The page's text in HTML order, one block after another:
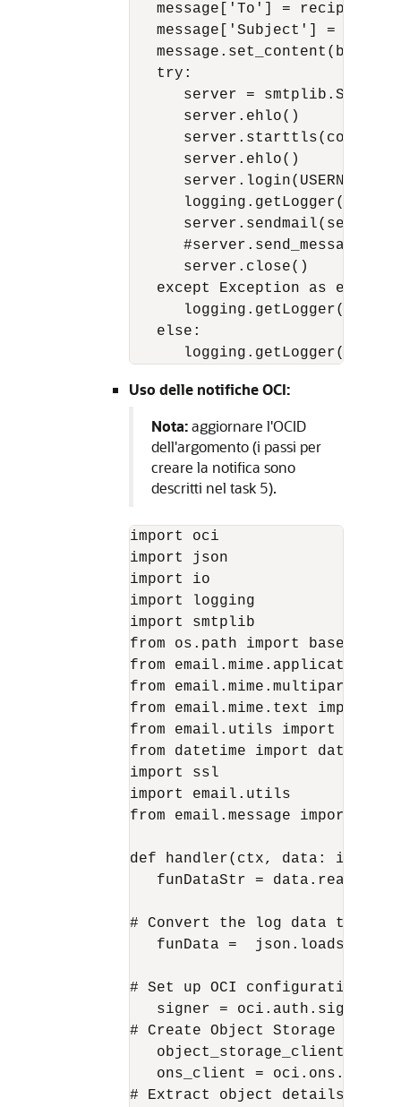
message['To'] =
message['Subject'] =
   message.set_content(body)
   try:
server =
      server.ehlo()
      server.ehlo()
      server.close()
   except Exception as e:
   else:
Uso delle notifiche OCI:
Nota:aggiornare l'OCID
dell'argomento (i passi per
creare la notifica sono
descritti nel task 5).
import oci
import json
import io
import logging
import smtplib
from os.path import basename
from email.mime.application
from email.mime.multipart
from email.mime.text import
from email.utils import
from datetime import datetime
import ssl
import email.utils
from email.message import
def handler(ctx, data:
funDataStr =
# Convert the log data to json
funData =
# Set up OCI configuration
signer =
# Create Object Storage client
object_storage_client =
ons_client =
# Extract object details from